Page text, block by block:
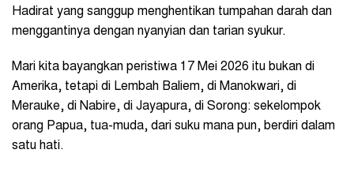
Hadirat yang sanggup menghentikan tumpahan darah dan
menggantinya dengan nyanyian dan tarian syukur.
Mari kita bayangkan peristiwa 17 Mei 2026 itu bukan di
Amerika, tetapi di Lembah Baliem, di Manokwari, di
Merauke, di Nabire, di Jayapura, di Sorong: sekelompok
orang Papua, tua-muda, dari suku mana pun, berdiri dalam
satu hati.